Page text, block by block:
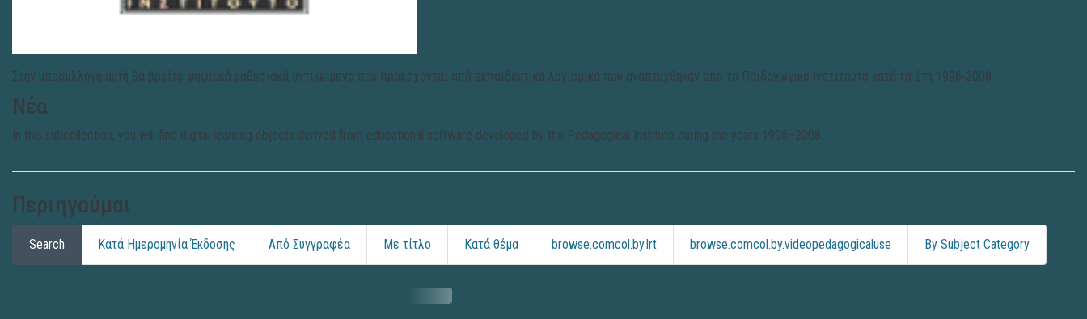
Στην υποσυλλογή αυτή θα βρείτε ψηφιακά μαθησιακά αντικείμενα που προέρχονται από εκπαιδευτικά λογισμικά που αναπτύχθηκαν από το Παιδαγωγικό Ινστιτούτο κατά τα έτη 1996-2008.
Νέα
In this subcollection, you will find digital learning objects derived from educational software developed by the Pedagogical Institute during the years 1996–2008.
Περιηγούμαι
Search Κατά Ημερομηνία Έκδοσης Από Συγγραφέα Με τίτλο Κατά θέμα browse.comcol.by.lrt browse.comcol.by.videopedagogicaluse By Subject Category